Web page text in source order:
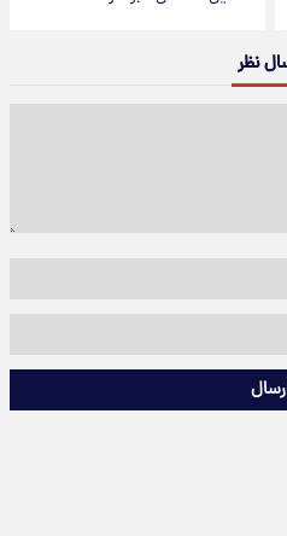
نظر